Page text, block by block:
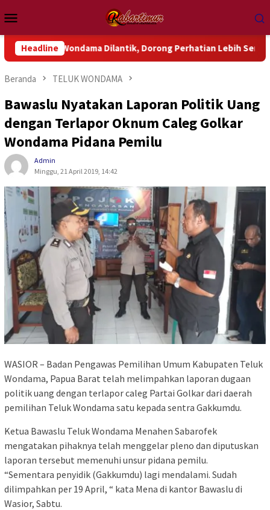
ke
kontenMobile
Headline
Wondama Dilantik, Dorong Perhatian Lebih Serius Terhadap
Beranda TELUK WONDAMA
Bawaslu Nyatakan Laporan Politik Uang
dengan Terlapor Oknum Caleg Golkar
Wondama Pidana Pemilu
Admin
Minggu, 21 April 2019, 14:42
WASIOR – Badan Pengawas Pemilihan Umum Kabupaten Teluk
Wondama, Papua Barat telah melimpahkan laporan dugaan
politik uang dengan terlapor caleg Partai Golkar dari daerah
pemilihan Teluk Wondama satu kepada sentra Gakkumdu.
Ketua Bawaslu Teluk Wondama Menahen Sabarofek
mengatakan pihaknya telah menggelar pleno dan diputuskan
laporan tersebut memenuhi unsur pidana pemilu.
“Sementara penyidik (Gakkumdu) lagi mendalami. Sudah
dilimpahkan per 19 April, “ kata Mena di kantor Bawaslu di
Wasior, Sabtu.